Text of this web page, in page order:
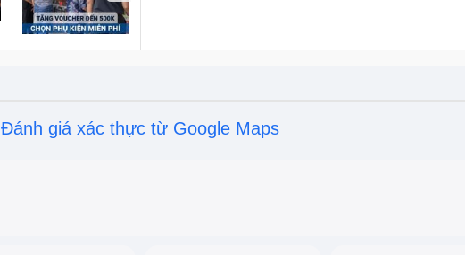
Đánh giá xác thực từ Google Maps